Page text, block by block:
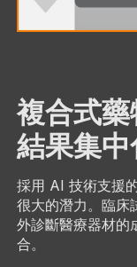
複合式
結果集
採用 AI 技術支援
很大的潛力。臨床
外診斷醫療器材的
合。